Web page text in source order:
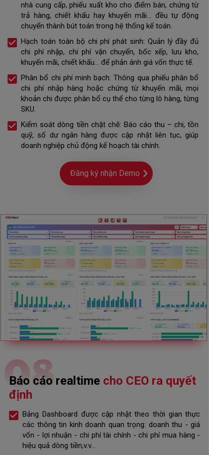
nhà cung cấp, phiếu xuất kho cho điểm bán, chứng từ
trả hàng, chiết khấu hay khuyến mãi… đều tự động
chuyển thành bút toán trong hệ thống kế toán.
Hạch toán toàn bộ chi phí phát sinh: Quản lý đầy đủ
chi phí nhập, chi phí vận chuyển, bốc xếp, lưu kho,
khuyến mãi, chiết khấu… để phản ánh giá vốn thực tế.
Phân bổ chi phí minh bạch: Thông qua phiếu phân bổ
chi phí nhập hàng hoặc chứng từ khuyến mãi, mọi
khoản chi được phân bổ cụ thể cho từng lô hàng, từng
SKU.
Kiểm soát dòng tiền chặt chẽ: Báo cáo thu – chi, tồn
quỹ, số dư ngân hàng được cập nhật liên tục, giúp
doanh nghiệp chủ động kế hoạch tài chính.
Đăng ký nhận Demo
08
Báo cáo realtime cho CEO ra quyết
định
Bảng Dashboard được cập nhật theo thời gian thực
các thông tin kinh doanh quan trọng: doanh thu - giá
vốn - lợi nhuận - chi phí tài chính - chi phí mua hàng -
hiệu quả dòng tiền,v.v...